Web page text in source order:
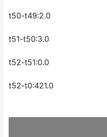
t50-t49:2.0
t51-t50:3.0
t52-t51:0.0
t52-t0:421.0